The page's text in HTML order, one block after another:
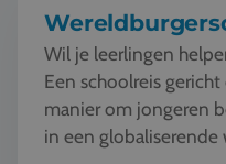
Wil je leerlingen
Een schoolreis
manier om jongeren
in een globaliserende